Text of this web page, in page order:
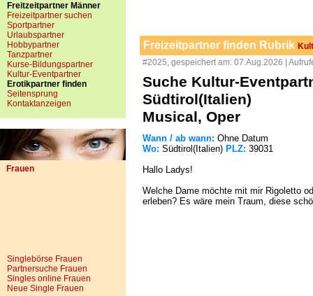
Freitzeitpartner Männer
Freizeitpartner suchen
Sportpartner
Urlaubspartner
Hobbypartner
Tanzpartner
Kurse-Bildungspartner
Kultur-Eventpartner
Erotikpartner finden
Seitensprung
Kontaktanzeigen
Frauen
Singlebörse Frauen
Partnersuche Frauen
Singles online Frauen
Neue Single Frauen
Freizeitpartner finden Rubrik
#2025, gespeichert am: 07.Aug.2026 |
Suche Kultur-
Südtirol(Italien)
Musical, Oper
Wann / ab wann: Ohne Datum
Wo: Südtirol(Italien) PLZ: 39031
Hallo Ladys!
Welche Dame möchte mit mir Rigoletto
erleben? Es wäre mein Traum, diese